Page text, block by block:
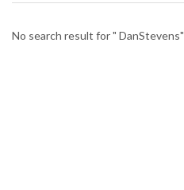
No search result for " DanStevens"